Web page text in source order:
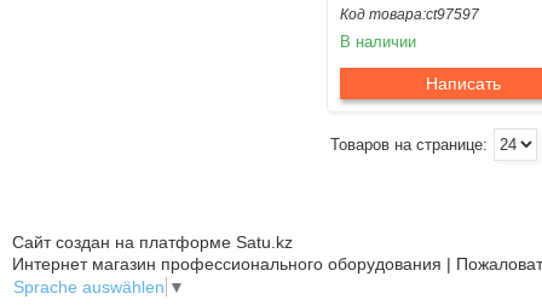
ct97597
В наличии
Написать
Сайт создан на платформе Satu.kz
Интернет магазин профессионального оборудования |
Sprache auswählen ▼